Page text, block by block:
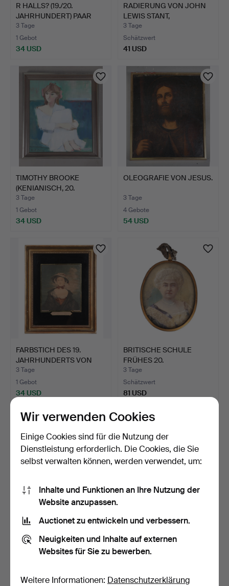
R HALLS? (19./20.
JAHRHUNDERT) PAAR
LANDSC…
3 Tage
1 Gebot
34 USD
RADIERUNG VON JOHN
LEWIS STANT,
RADIERUNG …
3 Tage
Schätzwert
41 USD
TIMOTHY BROOKE
(KENIANISCH, 20.
JAHRHUNDER…
3 Tage
1 Gebot
34 USD
OLEOGRAFIE VON JESUS.
3 Tage
4 Gebote
54 USD
FARBSTICH DES 19.
JAHRHUNDERTS VON
MRS CAT…
3 Tage
1 Gebot
34 USD
BRITISCHE SCHULE
FRÜHES 20.
JAHRHUNDERT, P…
3 Tage
Schätzwert
81 USD
BRITISCHE SCHULE
JAHRHUNDERT, P…
3 Tage
Schätzwert
NAIVES PORTRÄT EINES
SPIELZEUGP…
3 Tage
Schätzwert
Wir verwenden Cookies
Einige Cookies sind für die Nutzung der
Dienstleistung erforderlich. Die Cookies, die Sie
selbst verwalten können, werden verwendet, um:
Inhalte und Funktionen an Ihre Nutzung der
Website anzupassen.
Auctionet zu entwickeln und verbessern.
Neuigkeiten und Inhalte auf externen
Websites für Sie zu bewerben.
Weitere Informationen: Datenschutzerklärung